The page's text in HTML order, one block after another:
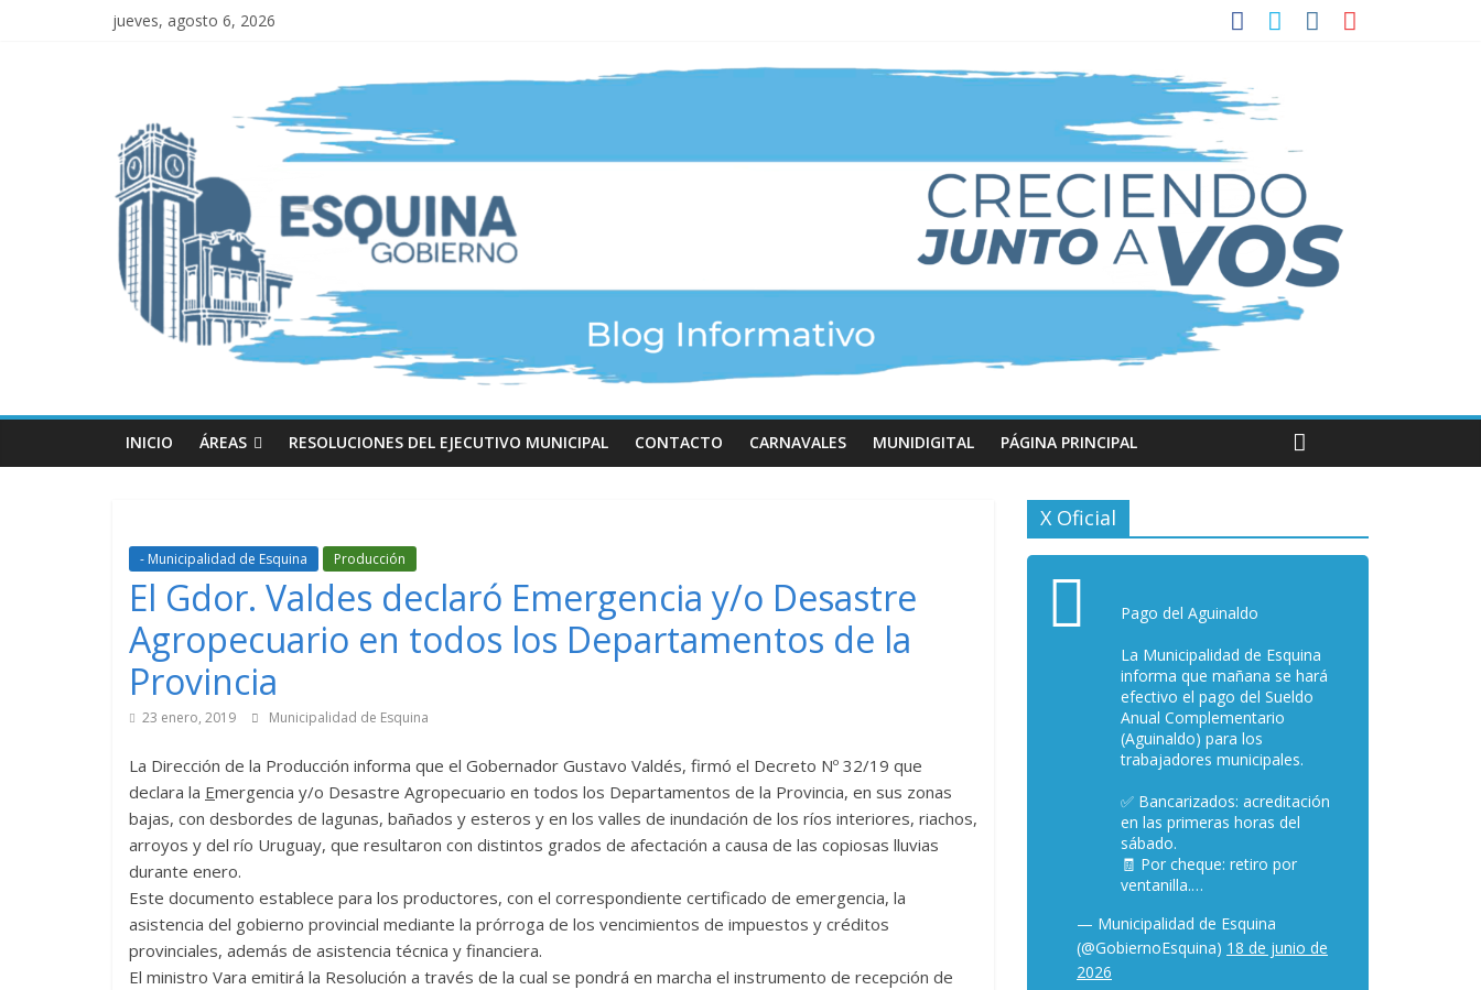
jueves, agosto 6, 2026
INICIO ÁREAS RESOLUCIONES DEL EJECUTIVO MUNICIPAL CONTACTO CARNAVALES MUNIDIGITAL PÁGINA PRINCIPAL
- Municipalidad de Esquina Producción
El Gdor. Valdes declaró Emergencia y/o Desastre
Agropecuario en todos los Departamentos de la
Provincia
23 enero, 2019 Municipalidad de Esquina
La Dirección de la Producción informa que el Gobernador Gustavo Valdés, firmó el Decreto Nº 32/19 que
declara la Emergencia y/o Desastre Agropecuario en todos los Departamentos de la Provincia, en sus zonas
bajas, con desbordes de lagunas, bañados y esteros y en los valles de inundación de los ríos interiores, riachos,
arroyos y del río Uruguay, que resultaron con distintos grados de afectación a causa de las copiosas lluvias
durante enero.
Este documento establece para los productores, con el correspondiente certificado de emergencia, la
asistencia del gobierno provincial mediante la prórroga de los vencimientos de impuestos y créditos
provinciales, además de asistencia técnica y financiera.
El ministro Vara emitirá la Resolución a través de la cual se pondrá en marcha el instrumento de recepción de
X Oficial
Pago del Aguinaldo
La Municipalidad de Esquina
informa que mañana se hará
efectivo el pago del Sueldo
Anual Complementario
(Aguinaldo) para los
trabajadores municipales.
✅ Bancarizados: acreditación
en las primeras horas del
sábado.
🧾 Por cheque: retiro por
ventanilla.…
— Municipalidad de Esquina
(@GobiernoEsquina) 18 de junio de
2026